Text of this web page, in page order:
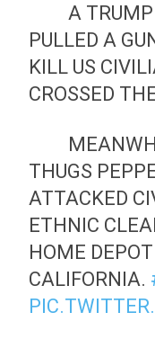
A
PULLED A
KILL US
CROSSED
THUGS
ATTACKED
ETHNIC
HOME
CALIFORNIA.